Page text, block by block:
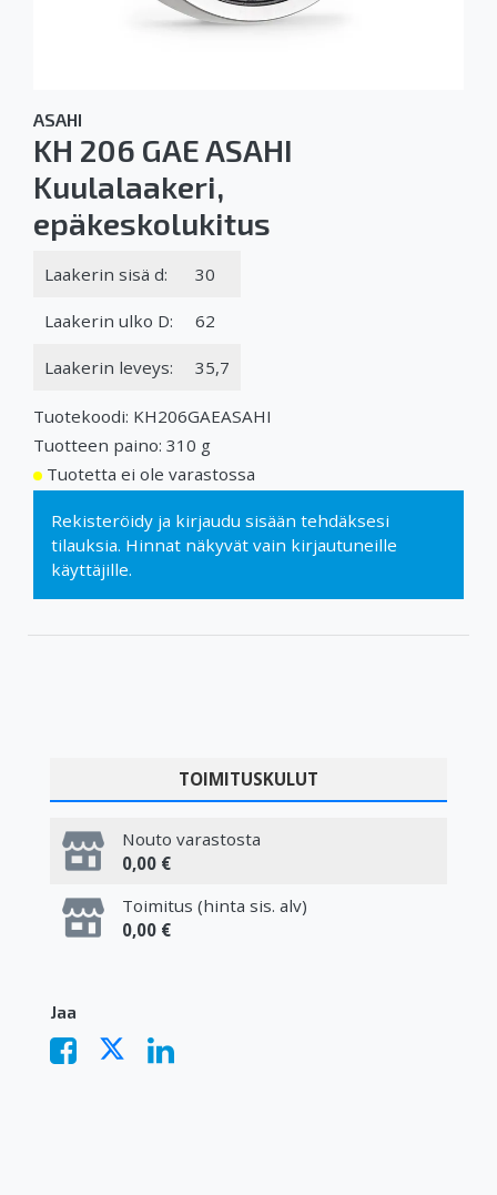
ASAHI
KH 206 GAE ASAHI
Kuulalaakeri,
epäkeskolukitus
Laakerin sisä d: 30
Laakerin ulko D: 62
Laakerin leveys: 35,7
Tuotekoodi: KH206GAEASAHI
Tuotteen paino: 310 g
Tuotetta ei ole varastossa
Rekisteröidy ja kirjaudu sisään tehdäksesi
tilauksia. Hinnat näkyvät vain kirjautuneille
käyttäjille.
TOIMITUSKULUT
Nouto varastosta
0,00 €
Toimitus (hinta sis. alv)
0,00 €
Jaa